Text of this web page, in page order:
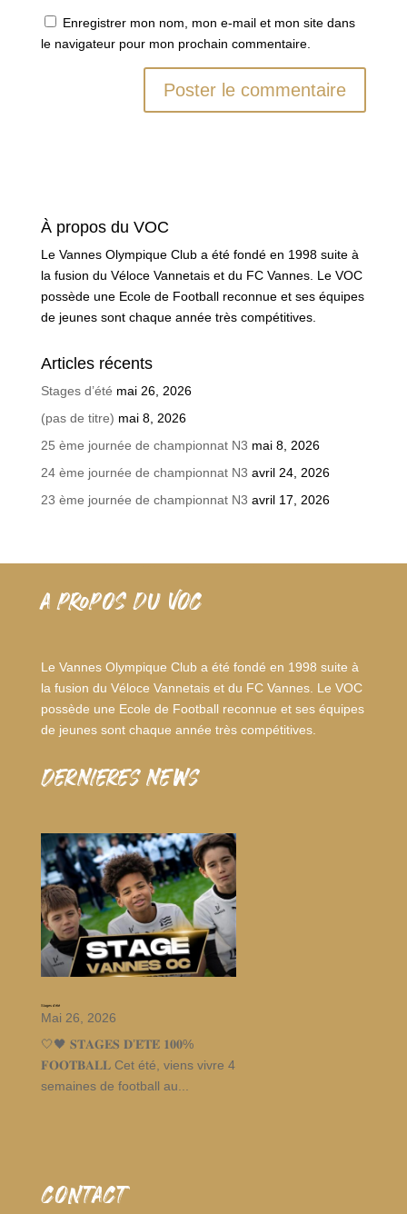
Enregistrer mon nom, mon e-mail et mon site dans
le navigateur pour mon prochain commentaire.
À propos du VOC
Le Vannes Olympique Club a été fondé en 1998 suite à
la fusion du Véloce Vannetais et du FC Vannes. Le VOC
possède une Ecole de Football reconnue et ses équipes
de jeunes sont chaque année très compétitives.
Articles récents
Stages d’été mai 26, 2026
(pas de titre) mai 8, 2026
25 ème journée de championnat N3 mai 8, 2026
24 ème journée de championnat N3 avril 24, 2026
23 ème journée de championnat N3 avril 17, 2026
A PROPOS DU VOC
Le Vannes Olympique Club a été fondé en 1998 suite à
la fusion du Véloce Vannetais et du FC Vannes. Le VOC
possède une Ecole de Football reconnue et ses équipes
de jeunes sont chaque année très compétitives.
dernieres news
Stages d’été
Mai 26, 2026
🤍🖤 𝐒𝐓𝐀𝐆𝐄𝐒 𝐃’𝐄́𝐓𝐄́ 𝟏𝟎𝟎%
𝐅𝐎𝐎𝐓𝐁𝐀𝐋𝐋 Cet été, viens vivre 4
semaines de football au...
CONTACT